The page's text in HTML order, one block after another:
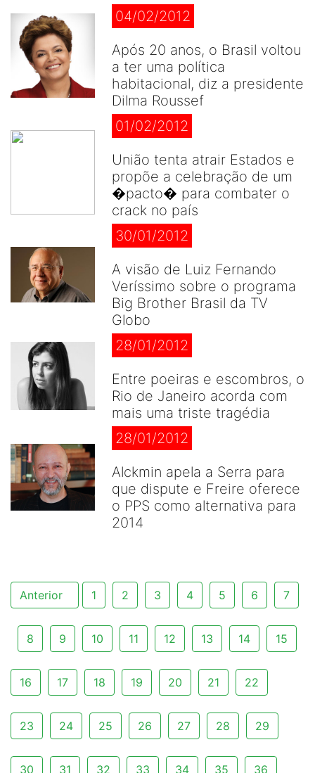
04/02/2012
Após 20 anos, o Brasil voltou
a ter uma política
habitacional, diz a presidente
Dilma Roussef
01/02/2012
União tenta atrair Estados e
propõe a celebração de um
�pacto� para combater o
crack no país
30/01/2012
A visão de Luiz Fernando
Veríssimo sobre o programa
Big Brother Brasil da TV
Globo
28/01/2012
Entre poeiras e escombros, o
Rio de Janeiro acorda com
mais uma triste tragédia
28/01/2012
Alckmin apela a Serra para
que dispute e Freire oferece
o PPS como alternativa para
2014
Anterior 1 2 3 4 5 6 7
8 9 10 11 12 13 14 15
16 17 18 19 20 21 22
23 24 25 26 27 28 29
30 31 32 33 34 35 36